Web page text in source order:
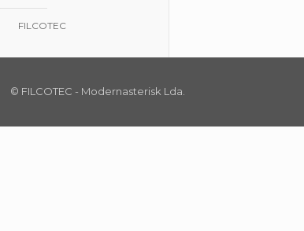
FILCOTEC
© FILCOTEC - Modernasterisk Lda.